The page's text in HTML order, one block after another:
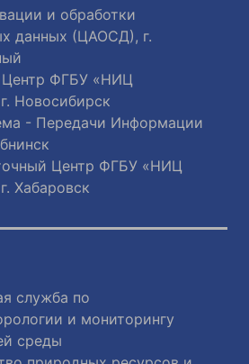
и обработки
данных (ЦАОСД), г.
Центр ФГБУ «НИЦ
Новосибирск
- Передачи Информации
Центр ФГБУ «НИЦ
Хабаровск
служба по
и мониторингу
среды